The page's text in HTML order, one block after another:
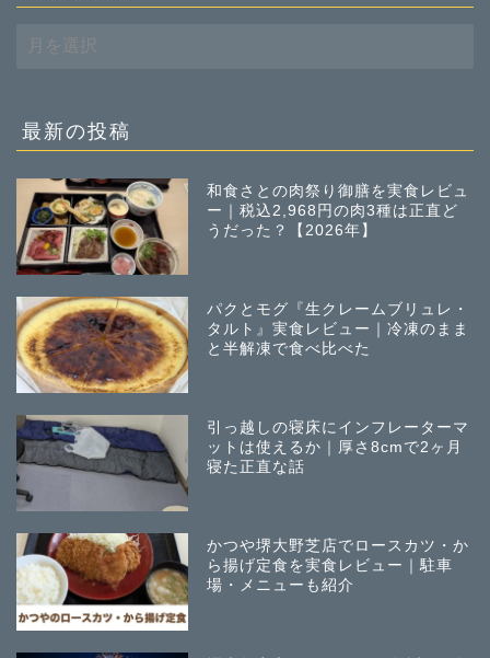
去
稿
最新の投稿
和食さとの肉祭り御膳を実食レビュ
ー｜税込2,968円の肉3種は正直ど
うだった？【2026年】
パクとモグ『生クレームブリュレ・
タルト』実食レビュー｜冷凍のまま
と半解凍で食べ比べた
引っ越しの寝床にインフレーターマ
ットは使えるか｜厚さ8cmで2ヶ月
寝た正直な話
かつや堺大野芝店でロースカツ・か
ら揚げ定食を実食レビュー｜駐車
場・メニューも紹介